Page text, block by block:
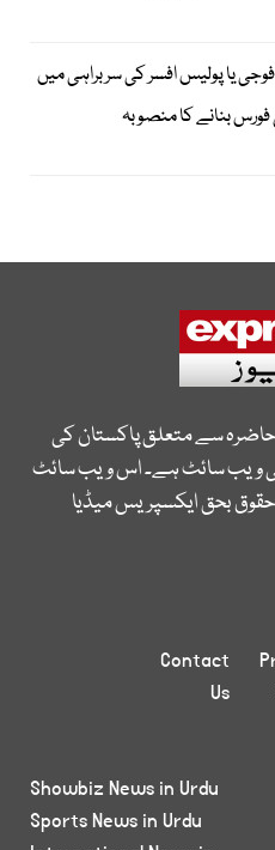
فوجی یا پولیس افسر کی سربراہی میں
فورس بنانے کا منصوبہ
حاضرہ سے متعلق پاکستان کی
ویب سائٹ ہے۔ اس ویب سائٹ
بحق ایکسپریس میڈیا
Contact
Us
Showbiz News in Urdu
Sports News in Urdu